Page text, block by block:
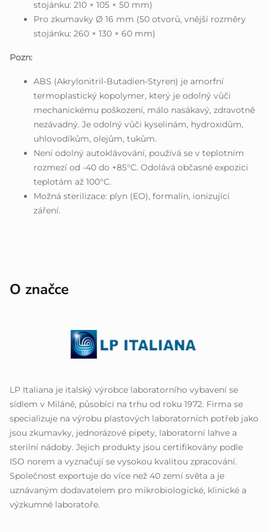
stojánku: 210 × 105 × 50 mm)
Pro zkumavky Ø 16 mm (50 otvorů, vnější rozměry
stojánku: 260 × 130 × 60 mm)
Pozn:
ABS (Akrylonitril-Butadien-Styren) je amorfní
termoplastický kopolymer, který je odolný vůči
mechanickému poškození, málo nasákavý, zdravotně
nezávadný. Je odolný vůči kyselinám, hydroxidům,
uhlovodíkům, olejům, tukům.
Není odolný autoklávování, používá se v teplotním
rozmezí od -40 do +85°C. Odolává občasné expozici
teplotám až 100°C.
Možná sterilizace: plyn (EO), formalin, ionizující
záření.
O značce
LP Italiana je italský výrobce laboratorního vybavení se
sídlem v Miláně, působící na trhu od roku 1972. Firma se
specializuje na výrobu plastových laboratorních potřeb jako
jsou zkumavky, jednorázové pipety, laboratorní lahve a
sterilní nádoby. Jejich produkty jsou certifikovány podle
ISO norem a vyznačují se vysokou kvalitou zpracování.
Společnost exportuje do více než 40 zemí světa a je
uznávaným dodavatelem pro mikrobiologické, klinické a
výzkumné laboratoře.